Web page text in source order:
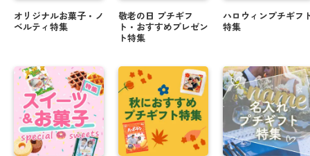
オリジナルお菓子・ノ
ベルティ特集
敬老の日 プチギフ
ト・おすすめプレゼン
ト特集
ハロウィンプチギフ
特集